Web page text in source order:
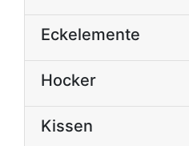
Eckelemente
Hocker
Kissen